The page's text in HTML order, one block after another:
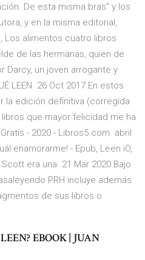
De esta misma bras" y los
y en la misma editorial,
Los alimentos cuatro libros
de las hermanas, quien de
Darcy, un joven arrogante y
LEEN 26 Oct 2017 En estos
la edición definitiva (corregida
que mayor felicidad me ha
- 2020 - Libros5.com. abril
enamorarme! - Epub, Leen iO,
era una 21 Mar 2020 Bajo
PRH incluye además
de sus libros o
EBOOK | JUAN